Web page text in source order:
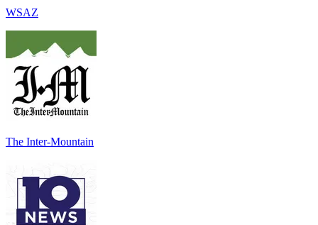
WSAZ
The Inter-Mountain